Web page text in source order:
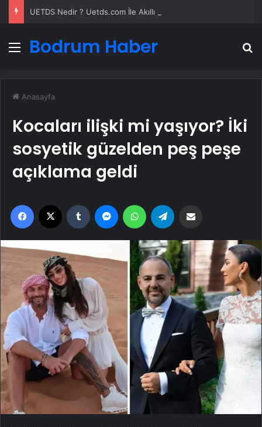
Menü
Bodrum Haber
Anasayfa
Kocaları ilişki mi yaşıyor? İki
sosyetik güzelden peş peşe
açıklama geldi
Facebook Tumblr MessengerWhatsApp